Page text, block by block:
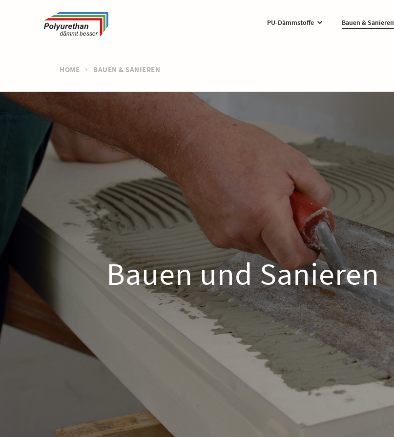
PU-Dämmstoffe Bauen & Sanieren
HOME BAUEN & SANIEREN
Bauen und Sanieren